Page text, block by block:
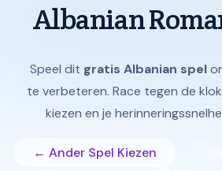
Albanian
Speel dit gratis Albanian spel
te verbeteren. Race tegen de
kiezen en je
← Ander Spel Kiezen